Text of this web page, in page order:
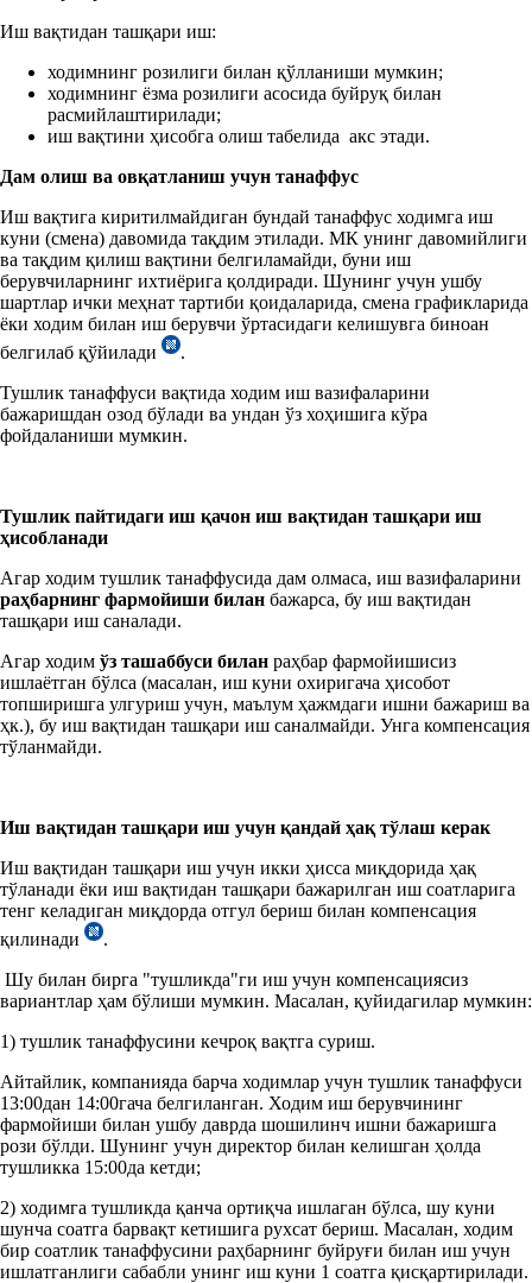
Иш вақтидан ташқари иш:
ходимнинг розилиги билан қўлланиши мумкин;
ходимнинг ёзма розилиги асосида буйруқ билан
расмийлаштирилади;
иш вақтини ҳисобга олиш табелида акс этади.
Дам олиш ва овқатланиш учун танаффус
Иш вақтига киритилмайдиган бундай танаффус ходимга иш
куни (смена) давомида тақдим этилади. МК унинг давомийлиги
ва тақдим қилиш вақтини белгиламайди, буни иш
берувчиларнинг ихтиёрига қолдиради. Шунинг учун ушбу
шартлар ички меҳнат тартиби қоидаларида, смена графикларида
ёки ходим билан иш берувчи ўртасидаги келишувга биноан
белгилаб қўйилади
.
Тушлик танаффуси вақтида ходим иш вазифаларини
бажаришдан озод бўлади ва ундан ўз хоҳишига кўра
фойдаланиши мумкин.
Тушлик пайтидаги иш қачон иш вақтидан ташқари иш
ҳисобланади
Агар ходим тушлик танаффусида дам олмаса, иш вазифаларини
раҳбарнинг фармойиши билан бажарса, бу иш вақтидан
ташқари иш саналади.
Агар ходим ўз ташаббуси билан раҳбар фармойишисиз
ишлаётган бўлса (масалан, иш куни охиригача ҳисобот
топширишга улгуриш учун, маълум ҳажмдаги ишни бажариш ва
ҳк.), бу иш вақтидан ташқари иш саналмайди. Унга компенсация
тўланмайди.
Иш вақтидан ташқари иш учун қандай ҳақ тўлаш керак
Иш вақтидан ташқари иш учун икки ҳисса миқдорида ҳақ
тўланади ёки иш вақтидан ташқари бажарилган иш соатларига
тенг келадиган миқдорда отгул бериш билан компенсация
қилинади
.
Шу билан бирга "тушликда"ги иш учун компенсациясиз
вариантлар ҳам бўлиши мумкин. Масалан, қуйидагилар мумкин:
1) тушлик танаффусини кечроқ вақтга суриш.
Айтайлик, компанияда барча ходимлар учун тушлик танаффуси
13:00дан 14:00гача белгиланган. Ходим иш берувчининг
фармойиши билан ушбу даврда шошилинч ишни бажаришга
рози бўлди. Шунинг учун директор билан келишган ҳолда
тушликка 15:00да кетди;
2) ходимга тушликда қанча ортиқча ишлаган бўлса, шу куни
шунча соатга барвақт кетишига рухсат бериш. Масалан, ходим
бир соатлик танаффусини раҳбарнинг буйруғи билан иш учун
ишлатганлиги сабабли унинг иш куни 1 соатга қисқартирилади.